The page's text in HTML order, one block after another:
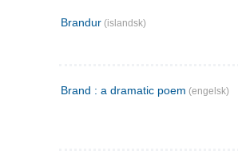
Brandur (islandsk)
Brand : a dramatic poem (engelsk)